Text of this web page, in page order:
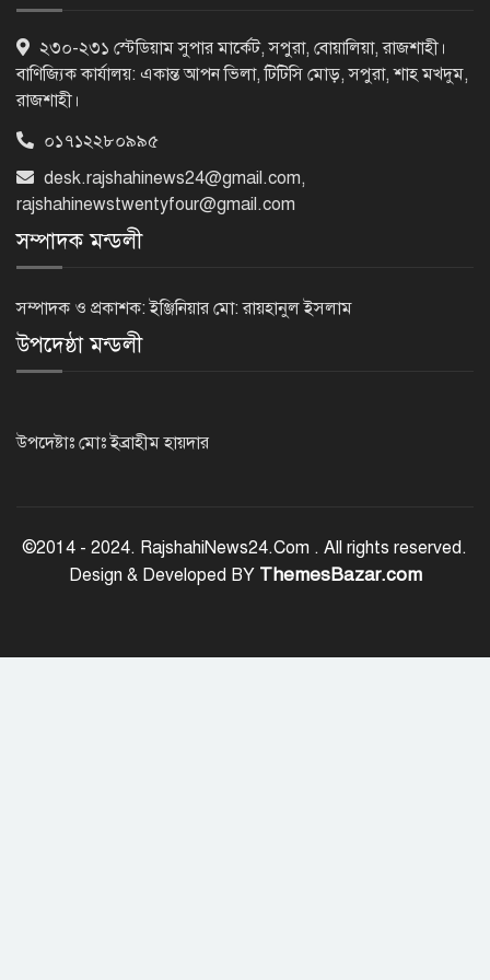
দুর্নীতিমুক্ত প্রশাসন গড়াই সরকারের মূল
লক্ষ্য : ভূমিমন্ত্রী
যাবে না: ভূমিমন্ত্রী
করতে পুলিশের বিশেষ অভিযানে
গ্রেপ্তার-২২
২৩০-২৩১ স্টেডিয়াম সুপার মার্কেট, সপুরা, বোয়ালিয়া, রাজশাহী।
বাণিজ্যিক কার্যালয়: একান্ত আপন ভিলা, টিটিসি মোড়, সপুরা, শাহ মখদুম,
রাজশাহী।
০১৭১২২৮০৯৯৫
desk.rajshahinews24@gmail.com,
rajshahinewstwentyfour@gmail.com
সম্পাদক মন্ডলী
সম্পাদক ও প্রকাশক: ইঞ্জিনিয়ার মো: রায়হানুল ইসলাম
উপদেষ্ঠা মন্ডলী
উপদেষ্টাঃ মোঃ ইব্রাহীম হায়দার
©2014 - 2024. RajshahiNews24.Com . All rights reserved.
Design & Developed BY ThemesBazar.com